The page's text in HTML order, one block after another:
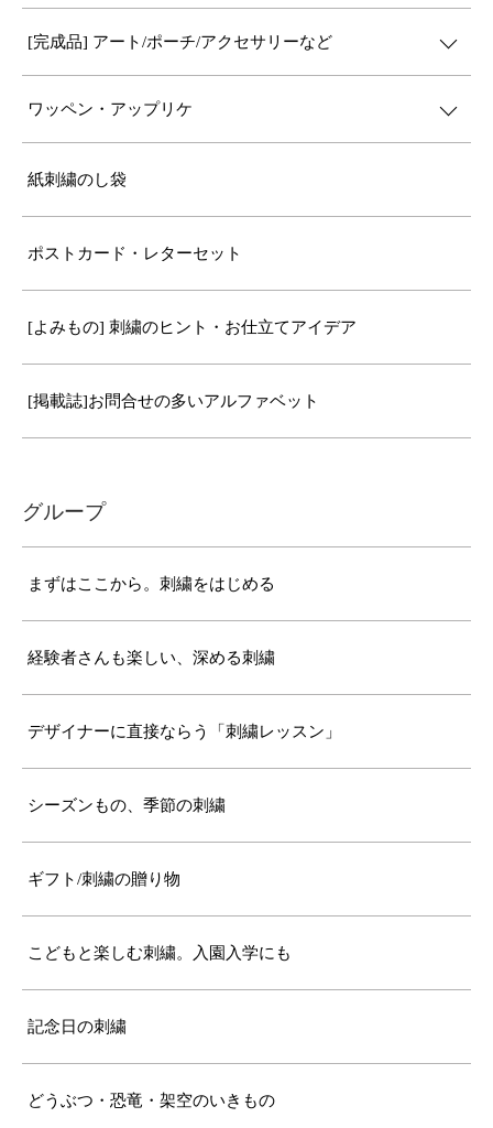
[完成品] アート/ポーチ/アクセサリーなど
ワッペン・アップリケ
紙刺繍のし袋
ポストカード・レターセット
[よみもの] 刺繍のヒント・お仕立てアイデア
[掲載誌]お問合せの多いアルファベット
グループ
まずはここから。刺繍をはじめる
経験者さんも楽しい、深める刺繍
デザイナーに直接ならう「刺繍レッスン」
シーズンもの、季節の刺繍
ギフト/刺繍の贈り物
こどもと楽しむ刺繍。入園入学にも
記念日の刺繍
どうぶつ・恐竜・架空のいきもの